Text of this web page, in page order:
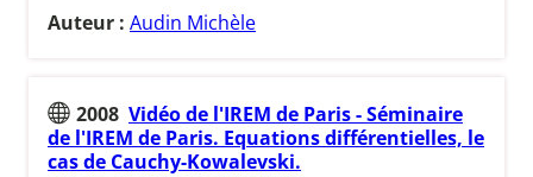
Auteur : Audin Michèle
2008 Vidéo de l'IREM de Paris - Séminaire
de l'IREM de Paris. Equations différentielles, le
cas de Cauchy-Kowalevski.